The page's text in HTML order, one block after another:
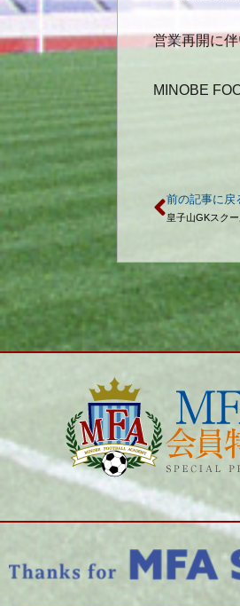
営業再開に
MINOBE
前の記事に戻
皇子山GKスク